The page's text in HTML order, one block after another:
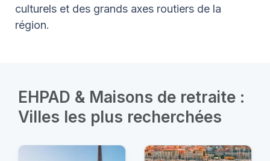
culturels et des grands axes routiers de la
région.
EHPAD & Maisons de retraite :
Villes les plus recherchées